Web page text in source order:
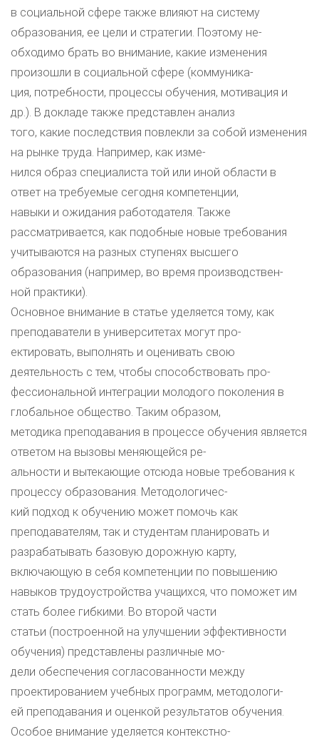
в социальной сфере также влияют на систему
образования, ее цели и стратегии. Поэтому не-
обходимо брать во внимание, какие изменения
произошли в социальной сфере (коммуника-
ция, потребности, процессы обучения, мотивация и
др.). В докладе также представлен анализ
того, какие последствия повлекли за собой изменения
на рынке труда. Например, как изме-
нился образ специалиста той или иной области в
ответ на требуемые сегодня компетенции,
навыки и ожидания работодателя. Также
рассматривается, как подобные новые требования
учитываются на разных ступенях высшего
образования (например, во время производствен-
ной практики).
Основное внимание в статье уделяется тому, как
преподаватели в университетах могут про-
ектировать, выполнять и оценивать свою
деятельность с тем, чтобы способствовать про-
фессиональной интеграции молодого поколения в
глобальное общество. Таким образом,
методика преподавания в процессе обучения является
ответом на вызовы меняющейся ре-
альности и вытекающие отсюда новые требования к
процессу образования. Методологичес-
кий подход к обучению может помочь как
преподавателям, так и студентам планировать и
разрабатывать базовую дорожную карту,
включающую в себя компетенции по повышению
навыков трудоустройства учащихся, что поможет им
стать более гибкими. Во второй части
статьи (построенной на улучшении эффективности
обучения) представлены различные мо-
дели обеспечения согласованности между
проектированием учебных программ, методологи-
ей преподавания и оценкой результатов обучения.
Особое внимание уделяется контекстно-